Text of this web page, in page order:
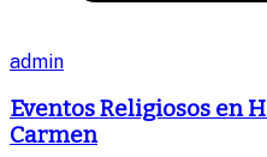
admin
Eventos Religiosos en
Carmen